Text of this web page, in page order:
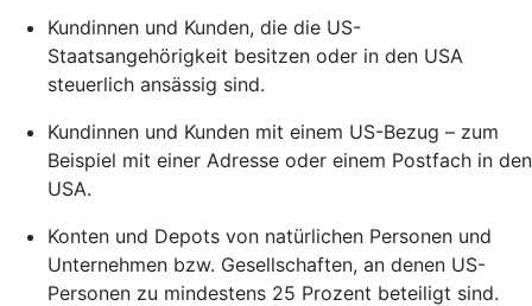
Kundinnen und Kunden, die die US-
Staatsangehörigkeit besitzen oder in den USA
steuerlich ansässig sind.
Kundinnen und Kunden mit einem US-Bezug – zum
Beispiel mit einer Adresse oder einem Postfach in den
USA.
Konten und Depots von natürlichen Personen und
Unternehmen bzw. Gesellschaften, an denen US-
Personen zu mindestens 25 Prozent beteiligt sind.